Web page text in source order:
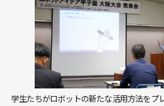
学生たちがロボットの新たな活用方法をプ